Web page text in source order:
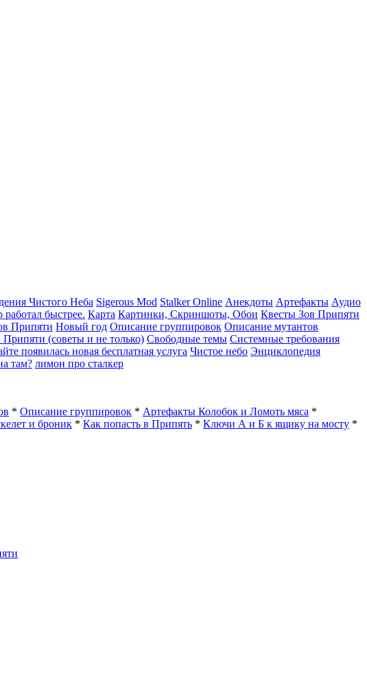
Чистого Неба Sigerous Mod Stalker Online Анекдоты Артефакты Аудио
быстрее. Карта Картинки, Скриншоты, Обои Квесты Зов Припяти
Припяти Новый год Описание группировок Описание мутантов
Припяти (советы и не только) Свободные темы Системные требования
появилась новая бесплатная услуга Чистое небо Энциклопедия
там? лимон про сталкер
* Описание группировок * Артефакты Колобок и Ломоть мяса *
и броник * Как попасть в Припять * Ключи А и Б к ящику на мосту *